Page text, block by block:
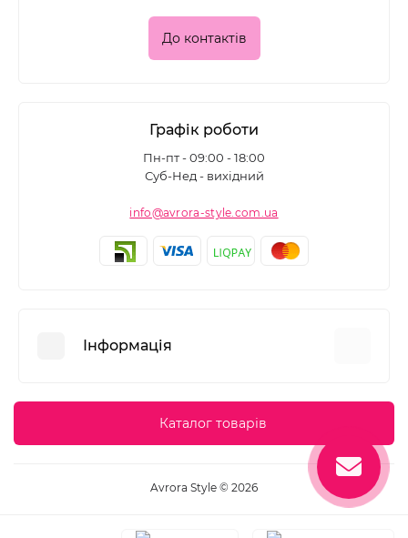
До контактів
Графік роботи
Пн-пт - 09:00 - 18:00
Суб-Нед - вихідний
info@avrora-style.com.ua
Інформація
Угода користувача
Повернення товару
Каталог товарів
Avrora Style © 2026